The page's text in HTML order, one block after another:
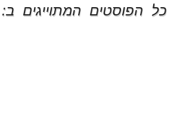
כל הפוסטים המתוייגים ב: